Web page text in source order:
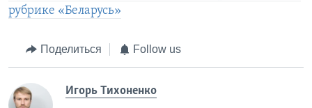
рубрике «Беларусь»
Поделиться Follow us
Игорь Тихоненко